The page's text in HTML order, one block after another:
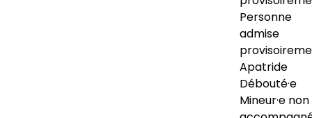
Personne
admise
Apatride
Débouté·e
Mineur·e non